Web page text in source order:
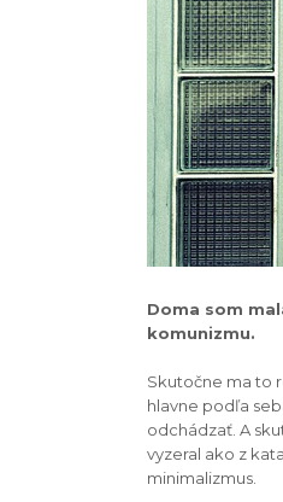
Doma som
komunizmu.
Skutočne ma to
hlavne podľa
odchádzať. A
vyzeral ako z
minimalizmus.